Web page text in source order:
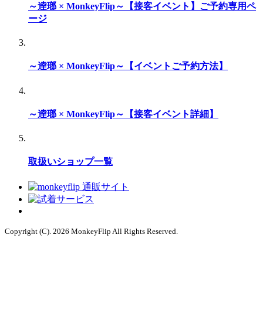
～逹瑯 × MonkeyFlip～【接客イベント】ご予約専用ペ
ージ
～逹瑯 × MonkeyFlip～【イベントご予約方法】
～逹瑯 × MonkeyFlip～【接客イベント詳細】
取扱いショップ一覧
Copyright (C). 2026 MonkeyFlip All Rights Reserved.